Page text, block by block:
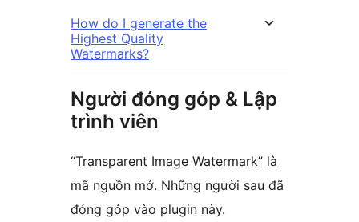
How do I generate the
Highest Quality
Watermarks?
Người đóng góp & Lập
trình viên
“Transparent Image Watermark” là
mã nguồn mở. Những người sau đã
đóng góp vào plugin này.